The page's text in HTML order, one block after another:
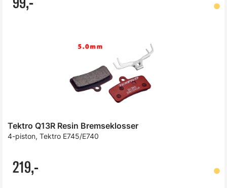
Tektro Q13R Resin Bremseklosser
4-piston, Tektro E745/E740
219,-